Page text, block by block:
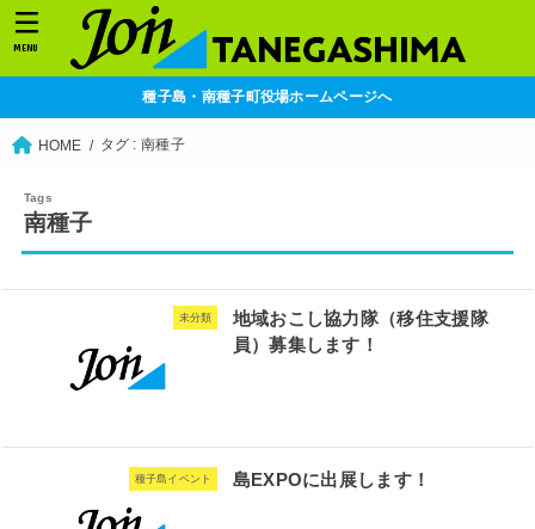
MENU
種子島・南種子町役場ホームページへ
HOME タグ : 南種子
南種子
未分類
地域おこし協力隊（移住支援隊
員）募集します！
種子島イベント 島EXPOに出展します！